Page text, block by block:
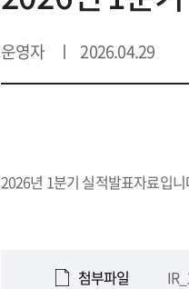
운영자 2026.04.29
2026년 1분기 실적발표자료입니
첨부파일